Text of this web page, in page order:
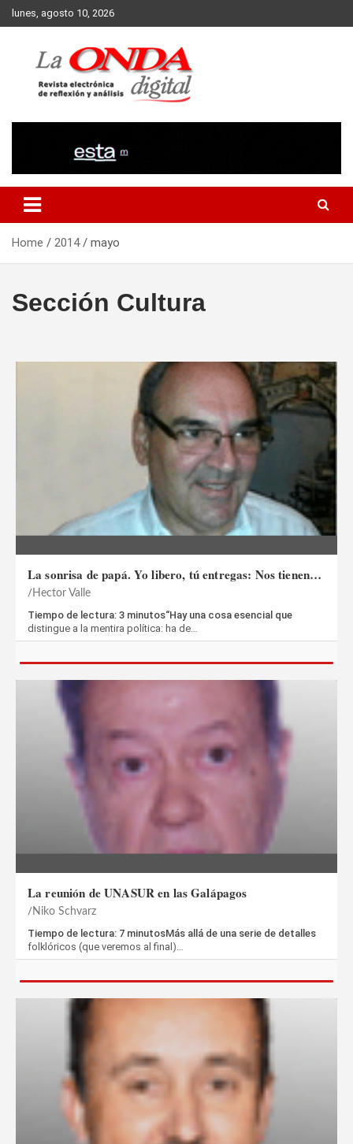
Skip
to
lunes, agosto 10, 2026
Home 2014 mayo
La sonrisa de papá. Yo libero, tú entregas: Nos tienen…
Hector Valle
Tiempo de lectura: 3 minutos“Hay una cosa esencial que
distingue a la mentira política: ha de…
La reunión de UNASUR en las Galápagos
Niko Schvarz
Tiempo de lectura: 7 minutosMás allá de una serie de detalles
folklóricos (que veremos al final)…